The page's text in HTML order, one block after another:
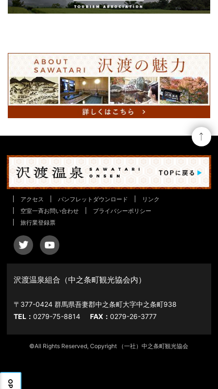
アクセス パンフレットダウンロード
リンク
空室一斉お問い合わせ
プライバシーポリシー
旅行業登録票
沢渡温泉組合（中之条町観光協会内）
〒377-0424 群馬県吾妻郡中之条町大字中之条町938
TEL：0279-75-8814 FAX：0279-26-3777
©All Rights Reserved, Copyright （一社）中之条町観光協会